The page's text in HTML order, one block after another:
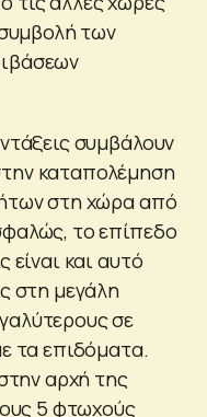
των
συμβάλουν
καταπολέμηση
στη χώρα από
το επίπεδο
είναι και αυτό
στη μεγάλη
σε
τα επιδόματα.
αρχή της
5 φτωχούς